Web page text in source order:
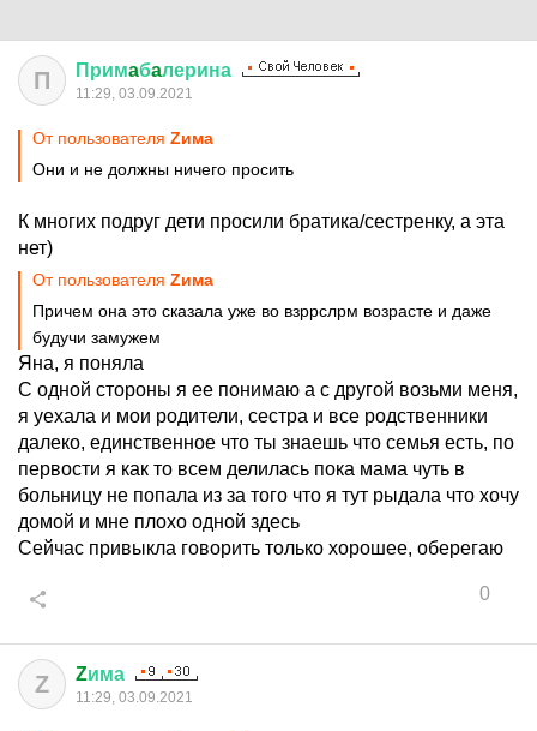
П Примaбaлерина
11:29, 03.09.2021
От пользователя Zима
Они и не должны ничего просить
К многих подруг дети просили братика/сестренку, а эта
нет)
От пользователя Zима
Причем она это сказала уже во взррслрм возрасте и даже
будучи замужем
Яна, я поняла
С одной стороны я ее понимаю а с другой возьми меня,
я уехала и мои родители, сестра и все родственники
далеко, единственное что ты знаешь что семья есть, по
первости я как то всем делилась пока мама чуть в
больницу не попала из за того что я тут рыдала что хочу
домой и мне плохо одной здесь
Сейчас привыкла говорить только хорошее, оберегаю
0
Z Zима
11:29, 03.09.2021